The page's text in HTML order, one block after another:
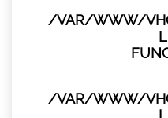
/VAR/WWW/
/VAR/WWW/